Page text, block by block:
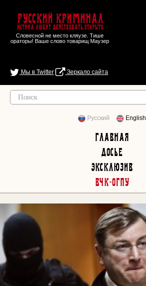
Русский Криминал
Истина любит действовать открыто
Словесной не место кляузе. Тише
ораторы! Ваше слово товарищ Маузер
Мы в Twitter Зеркало сайта
Русский English
Главная
Досье
Эксклюзив
ВЧК-ОГПУ